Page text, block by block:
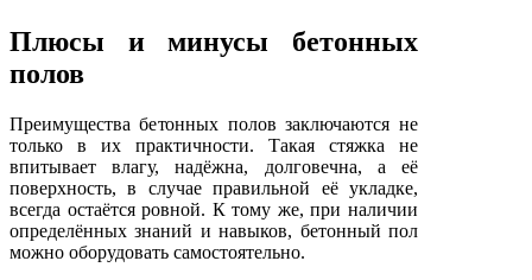
Плюсы и минусы бетонных
полов
Преимущества бетонных полов заключаются не
только в их практичности. Такая стяжка не
впитывает влагу, надёжна, долговечна, а её
поверхность, в случае правильной её укладке,
всегда остаётся ровной. К тому же, при наличии
определённых знаний и навыков, бетонный пол
можно оборудовать самостоятельно.